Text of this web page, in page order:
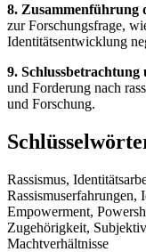
8. Zusammenführung
zur Forschungsfrage,
Identitätsentwicklung
9.
und Forderung nach
und Forschung.
Rassismus,
Empowerment,
Zugehörigkeit,
Machtverhältnisse